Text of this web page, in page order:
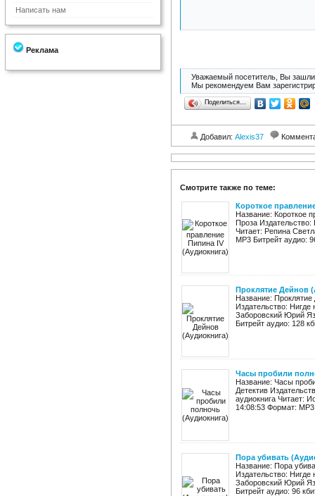
Написать нам
Реклама
Уважаемый посетитель, Вы зашли
Мы рекомендуем Вам
Поделиться…
Добавил: Alexis37
Смотрите также по теме:
Короткое
Название: Короткое
Проза Издательство:
Читает: Репина
MP3 Битрейт аудио:
Проклятие Дейнов
Название:
Издательство: Нигде
Заборовский Юрий
Битрейт аудио: 128
Часы пробили
Название: Часы
Детектив
аудиокнига Читает:
14:08:53 Формат:
Пора убивать
Название: Пора
Издательство: Нигде
Заборовский Юрий
Битрейт аудио: 96